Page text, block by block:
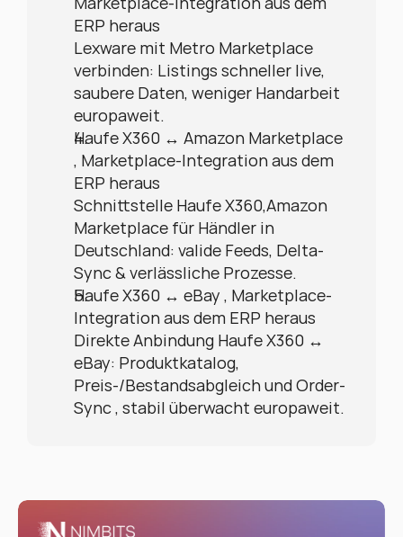
ERP heraus
Lexware mit Metro Marketplace
verbinden: Listings schneller live,
saubere Daten, weniger Handarbeit
europaweit.
Haufe X360 ↔ Amazon Marketplace
, Marketplace-Integration aus dem
ERP heraus
Schnittstelle Haufe X360,Amazon
Marketplace für Händler in
Deutschland: valide Feeds, Delta-
Sync & verlässliche Prozesse.
Haufe X360 ↔ eBay , Marketplace-
Integration aus dem ERP heraus
Direkte Anbindung Haufe X360 ↔
eBay: Produktkatalog,
Preis-/Bestandsabgleich und Order-
Sync , stabil überwacht europaweit.